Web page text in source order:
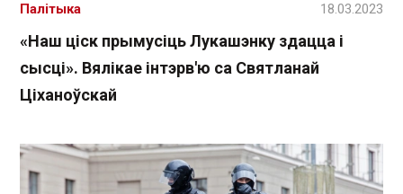
«Наш ціск прымусіць Лукашэнку здацца і
сысці». Вялікае інтэрв'ю са Святланай
Ціханоўскай
Палітыка 18.03.2023